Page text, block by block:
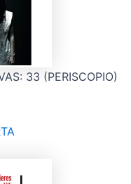
33 (PERISCOPIO)